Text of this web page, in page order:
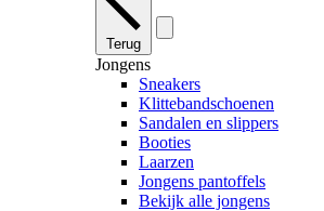
Terug
Jongens
Sneakers
Klittebandschoenen
Sandalen en slippers
Booties
Laarzen
Jongens pantoffels
Bekijk alle jongens